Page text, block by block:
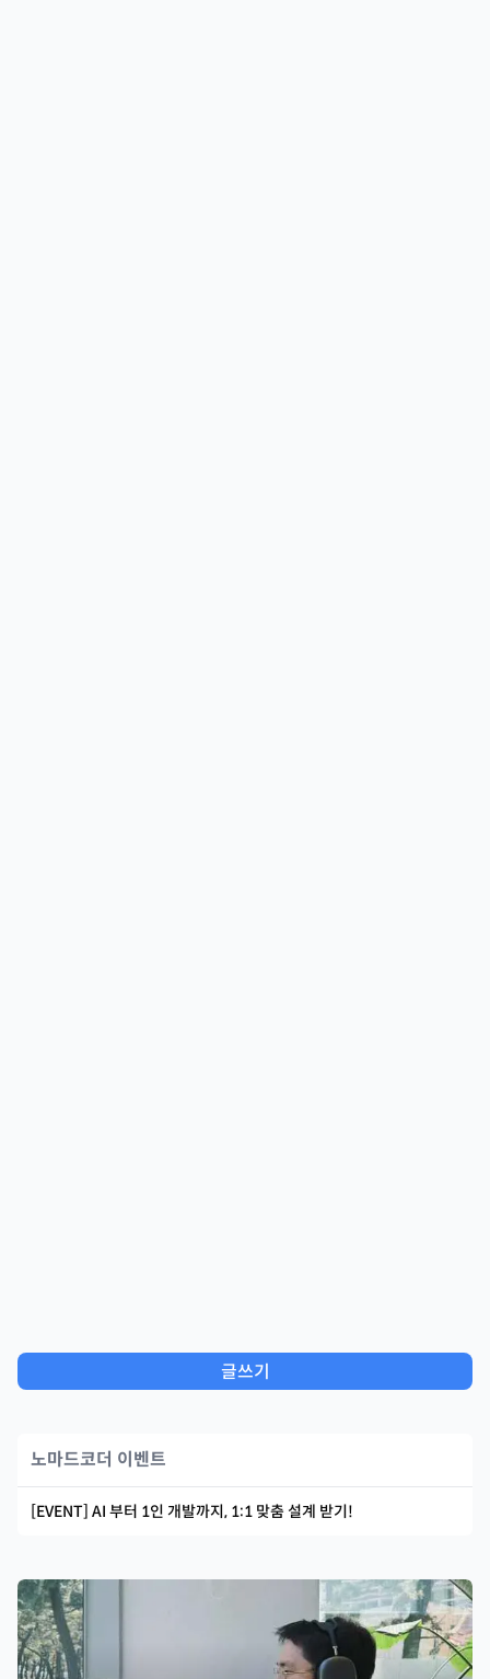
글쓰기
노마드코더 이벤트
[EVENT] AI 부터 1인 개발까지, 1:1 맞춤 설계 받기!